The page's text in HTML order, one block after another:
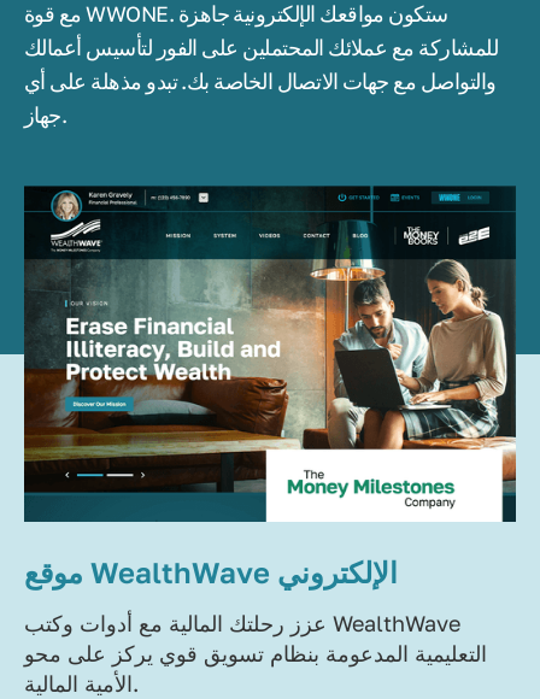
مع قوة WWONE. ستكون مواقعك الإلكترونية جاهزة
للمشاركة مع عملائك المحتملين على الفور لتأسيس أعمالك
والتواصل مع جهات الاتصال الخاصة بك. تبدو مذهلة على أي
جهاز.
موقع WealthWave الإلكتروني
عزز رحلتك المالية مع أدوات وكتب WealthWave
التعليمية المدعومة بنظام تسويق قوي يركز على محو
الأمية المالية.